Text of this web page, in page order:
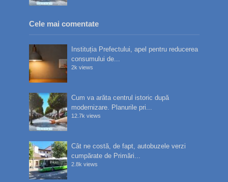
Cele mai comentate
Instituția Prefectului, apel pentru reducerea
consumului de...
2k views
Cum va arăta centrul istoric după
modernizare. Planurile pri...
12.7k views
Cât ne costă, de fapt, autobuzele verzi
cumpărate de Primări...
2.8k views